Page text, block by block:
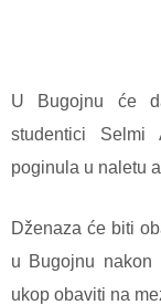
U Bugojnu će
studentici
poginula u naletu
Dženaza će biti
u Bugojnu
ukop obaviti na